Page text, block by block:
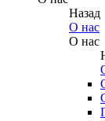
Назад
О нас
О нас